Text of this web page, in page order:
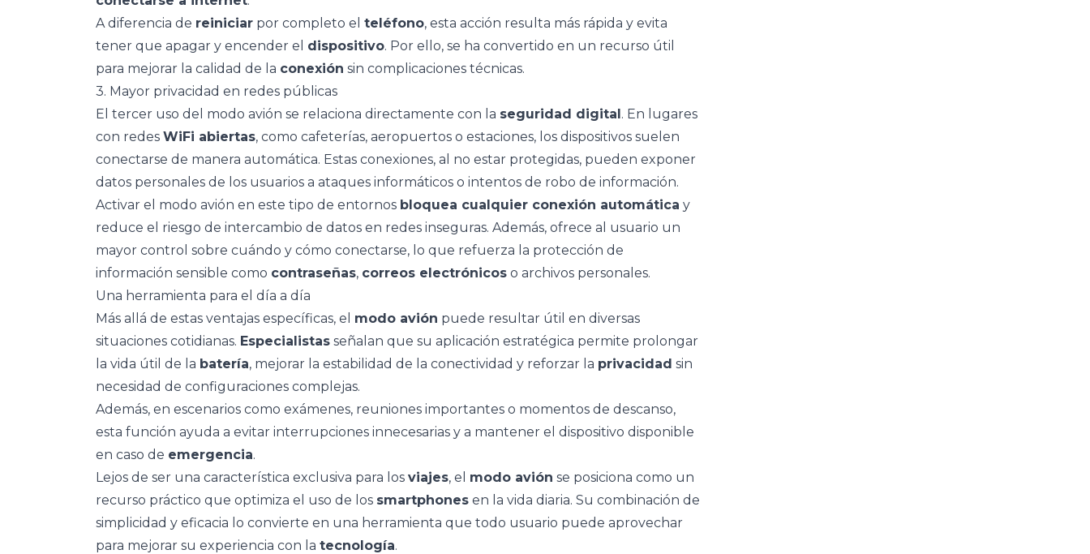
A diferencia de reiniciar por completo el teléfono, esta acción resulta más rápida y evita
tener que apagar y encender el dispositivo. Por ello, se ha convertido en un recurso útil
para mejorar la calidad de la conexión sin complicaciones técnicas.
3. Mayor privacidad en redes públicas
El tercer uso del modo avión se relaciona directamente con la seguridad digital. En lugares
con redes WiFi abiertas, como cafeterías, aeropuertos o estaciones, los dispositivos suelen
conectarse de manera automática. Estas conexiones, al no estar protegidas, pueden exponer
datos personales de los usuarios a ataques informáticos o intentos de robo de información.
Activar el modo avión en este tipo de entornos bloquea cualquier conexión automática y
reduce el riesgo de intercambio de datos en redes inseguras. Además, ofrece al usuario un
mayor control sobre cuándo y cómo conectarse, lo que refuerza la protección de
información sensible como contraseñas, correos electrónicos o archivos personales.
Una herramienta para el día a día
Más allá de estas ventajas específicas, el modo avión puede resultar útil en diversas
situaciones cotidianas. Especialistas señalan que su aplicación estratégica permite prolongar
la vida útil de la batería, mejorar la estabilidad de la conectividad y reforzar la privacidad sin
necesidad de configuraciones complejas.
Además, en escenarios como exámenes, reuniones importantes o momentos de descanso,
esta función ayuda a evitar interrupciones innecesarias y a mantener el dispositivo disponible
en caso de emergencia.
Lejos de ser una característica exclusiva para los viajes, el modo avión se posiciona como un
recurso práctico que optimiza el uso de los smartphones en la vida diaria. Su combinación de
simplicidad y eficacia lo convierte en una herramienta que todo usuario puede aprovechar
para mejorar su experiencia con la tecnología.